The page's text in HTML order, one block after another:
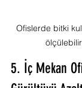
Ofislerde bitki
5. İç Mekan